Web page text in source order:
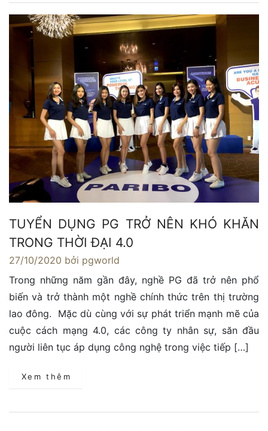
TUYỂN DỤNG PG TRỞ NÊN KHÓ KHĂN
TRONG THỜI ĐẠI 4.0
27/10/2020 bởi pgworld
Trong những năm gần đây, nghề PG đã trở nên phổ
biến và trở thành một nghề chính thức trên thị trường
lao đông. Mặc dù cùng với sự phát triển mạnh mẽ của
cuộc cách mạng 4.0, các công ty nhân sự, săn đầu
người liên tục áp dụng công nghệ trong việc tiếp […]
Xem thêm